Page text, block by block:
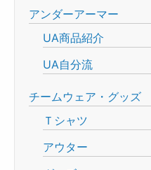
アンダーアーマー
UA商品紹介
UA自分流
チームウェア・グッズ
Ｔシャツ
アウター